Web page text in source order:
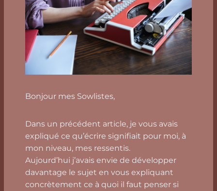
Bonjour mes Sowlistes,
Dans un précédent article, je vous avais
expliqué ce qu’écrire signifiait pour moi, à
mon niveau, mes ressentis.
Aujourd’hui j’avais envie de développer
davantage le sujet en vous expliquant
concrètement ce à quoi il faut penser si